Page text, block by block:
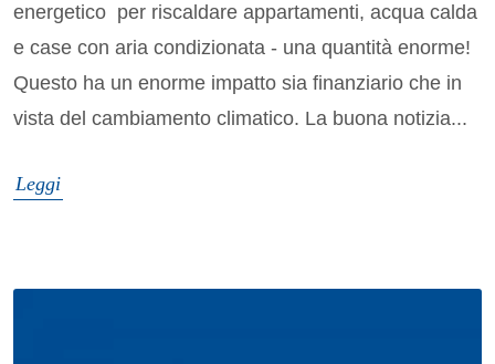
energetico per riscaldare appartamenti, acqua calda
e case con aria condizionata - una quantità enorme!
Questo ha un enorme impatto sia finanziario che in
vista del cambiamento climatico. La buona notizia...
Leggi